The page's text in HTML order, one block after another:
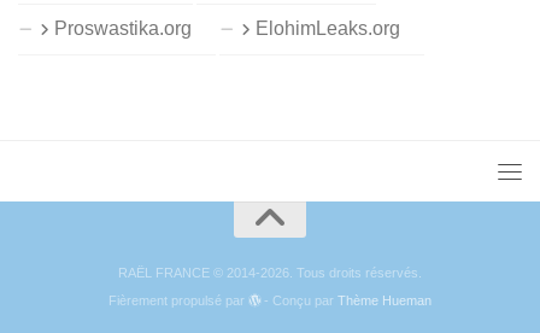
Proswastika.org ElohimLeaks.org
RAËL FRANCE © 2014-2026. Tous droits réservés.
Fièrement propulsé par
- Conçu parThème Hueman